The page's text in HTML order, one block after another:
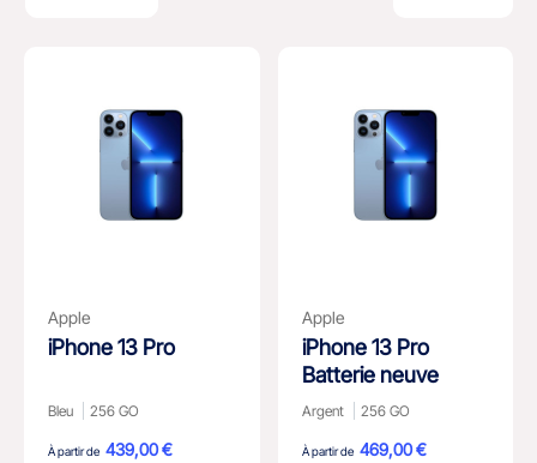
Apple
iPhone 13 Pro
Bleu 256 GO
À partir de 439,00 €
Apple
iPhone 13 Pro
Batterie neuve
Argent 256 GO
À partir de 469,00 €